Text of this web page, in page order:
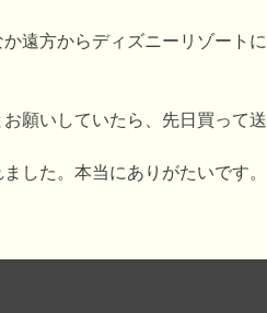
遠方からディズニーリゾートに
願いしていたら、先日買って送
した。本当にありがたいです。